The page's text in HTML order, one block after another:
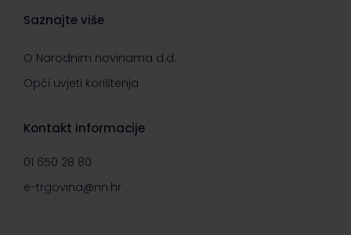
Saznajte više
O Narodnim novinama d.d.
Opći uvjeti korištenja
Kontakt informacije
01 650 28 80
e-trgovina@nn.hr